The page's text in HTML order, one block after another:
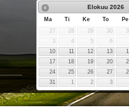
Elokuu 2026
Ma Ti Ke To
Pe
27
28 29 30
3
4 5
6
10
11 12 13
17
18 19 20
24
25 26 27
31
1 2 3